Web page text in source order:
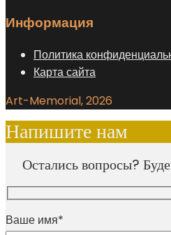
Информация
Политика
Карта сайта
Art-Memorial, 2026
Напишите нам
Остались вопросы?
Ваше имя*